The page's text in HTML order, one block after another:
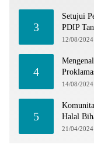
3
Setujui
PDIP
12/08/2024
4
14/08/2024
5
Halal
21/04/2024